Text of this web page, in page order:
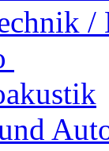
/